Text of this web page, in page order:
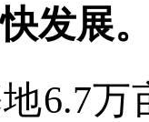
发展
6.7万